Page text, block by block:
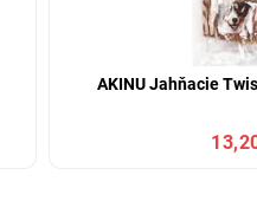
AKINU Jahňacie